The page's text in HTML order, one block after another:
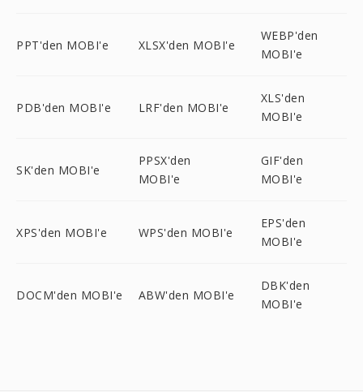
PPT'den MOBI'e XLSX'den MOBI'e
WEBP'den
MOBI'e
PDB'den MOBI'e LRF'den MOBI'e
XLS'den
MOBI'e
SK'den MOBI'e
PPSX'den
MOBI'e
GIF'den
MOBI'e
XPS'den MOBI'e WPS'den MOBI'e
EPS'den
MOBI'e
DOCM'den MOBI'e ABW'den MOBI'e
DBK'den
MOBI'e